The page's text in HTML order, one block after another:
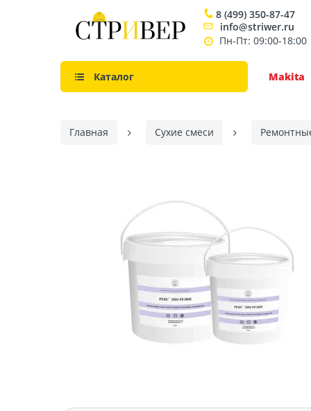
8 (499) 350-87-47
info@striwer.ru
Пн-Пт: 09:00-18:00
Каталог Makita
Главная Сухие смеси